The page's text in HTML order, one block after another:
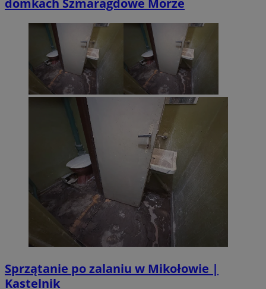
domkach Szmaragdowe Morze
Sprzątanie po zalaniu w Mikołowie |
Kastelnik